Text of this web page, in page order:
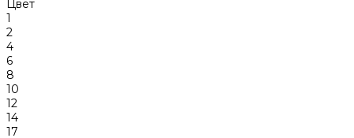
Цвет
1
2
4
6
8
10
12
14
17